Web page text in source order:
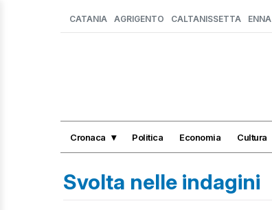
CATANIA AGRIGENTO CALTANISSETTA ENNA
Cronaca Politica Economia Cultura
Svolta nelle indagini